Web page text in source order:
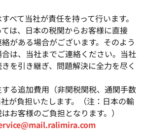
べて当社が責任を持って行います。
は、日本の税関からお客様に直接
絡がある場合がございます。そのよう
は、当社までご連絡ください。当社
を引き継ぎ、問題解決に全力を尽く
る追加費用（非関税関税、通関手数
が負担いたします。（注：日本の輸
お客様のご負担となります。）